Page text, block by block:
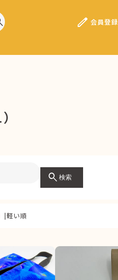
edit 会員登録
search 検索
軽い順